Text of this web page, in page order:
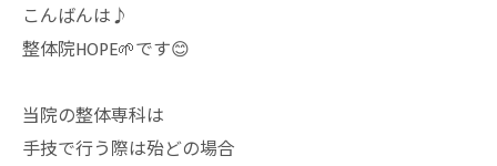
こんばんは♪
整体院HOPE🌱です😊
当院の整体専科は
手技で行う際は殆どの場合